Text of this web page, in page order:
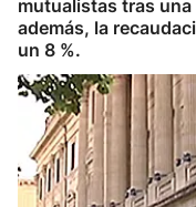
mutualistas tras
además, la
un 8 %.